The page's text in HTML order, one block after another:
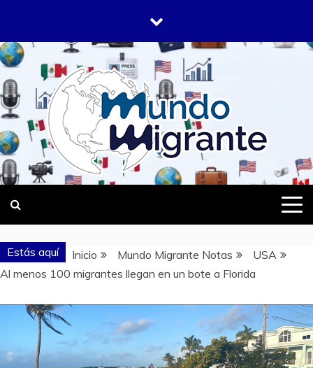
contenido
MUNDO
MIGRANTE
DONDE TODOS SOMOS MIGRANTES
Estás aquí Inicio Mundo Migrante Notas
USA
Al menos 100 migrantes llegan en un bote a Florida